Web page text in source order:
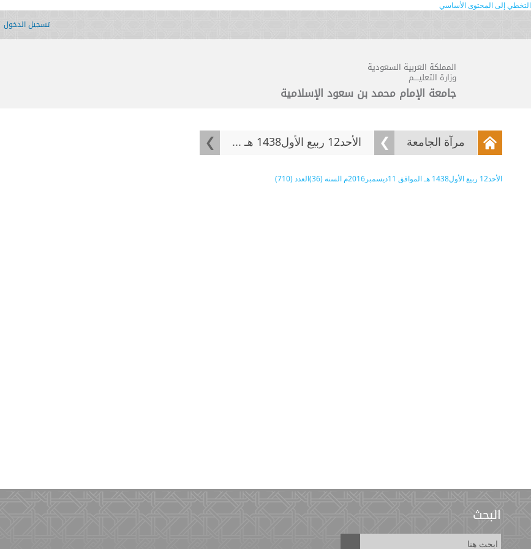
التخطي إلى المحتوى الأساسي
تسجيل الدخول
المملكة العربية السعودية
وزارة التعليــــم
جامعة الإمام محمد بن سعود الإسلامية
مرآة الجامعة الأحد12 ربيع الأول1438 هـ ...
الأحد12 ربيع الأول1438 هـ الموافق 11ديسمبر2016م السنه (36)العدد (710)
البحث